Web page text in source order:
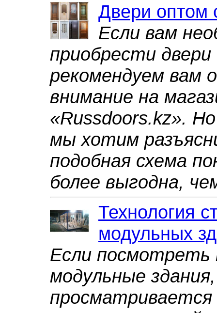
Двери оптом
Если вам
приобрести
рекомендуем вам
внимание на
«Russdoors.kz».
мы хотим
подобная схема
более выгодна,
Технология
модульных
Если посмотреть
модульные здания,
просматривается